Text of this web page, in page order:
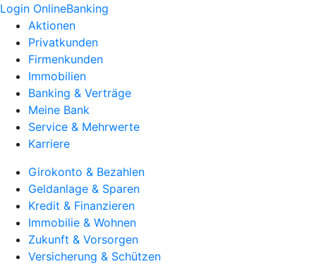
Login OnlineBanking
Aktionen
Privatkunden
Firmenkunden
Immobilien
Banking & Verträge
Meine Bank
Service & Mehrwerte
Karriere
Girokonto & Bezahlen
Geldanlage & Sparen
Kredit & Finanzieren
Immobilie & Wohnen
Zukunft & Vorsorgen
Versicherung & Schützen